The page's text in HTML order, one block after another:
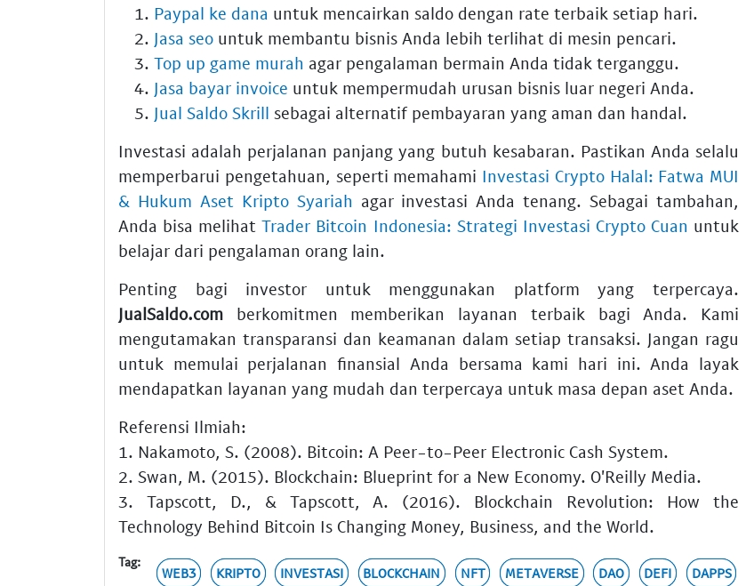
Paypal ke dana untuk mencairkan saldo dengan rate terbaik setiap hari.
Jasa seo untuk membantu bisnis Anda lebih terlihat di mesin pencari.
Top up game murah agar pengalaman bermain Anda tidak terganggu.
Jasa bayar invoice untuk mempermudah urusan bisnis luar negeri Anda.
Jual Saldo Skrill sebagai alternatif pembayaran yang aman dan handal.
Investasi adalah perjalanan panjang yang butuh kesabaran. Pastikan Anda selalu
memperbarui pengetahuan, seperti memahami Investasi Crypto Halal: Fatwa MUI
& Hukum Aset Kripto Syariah agar investasi Anda tenang. Sebagai tambahan,
Anda bisa melihatTrader Bitcoin Indonesia: Strategi Investasi Crypto Cuan untuk
belajar dari pengalaman orang lain.
Penting bagi investor untuk menggunakan platform yang terpercaya.
JualSaldo.com berkomitmen memberikan layanan terbaik bagi Anda. Kami
mengutamakan transparansi dan keamanan dalam setiap transaksi. Jangan ragu
untuk memulai perjalanan finansial Anda bersama kami hari ini. Anda layak
mendapatkan layanan yang mudah dan terpercaya untuk masa depan aset Anda.
Referensi Ilmiah:
1. Nakamoto, S. (2008). Bitcoin: A Peer-to-Peer Electronic Cash System.
2. Swan, M. (2015). Blockchain: Blueprint for a New Economy. O'Reilly Media.
3. Tapscott, D., & Tapscott, A. (2016). Blockchain Revolution: How the
Technology Behind Bitcoin Is Changing Money, Business, and the World.
Tag:
WEB3 KRIPTO INVESTASI BLOCKCHAIN NFT METAVERSE DAO DEFI DAPPS